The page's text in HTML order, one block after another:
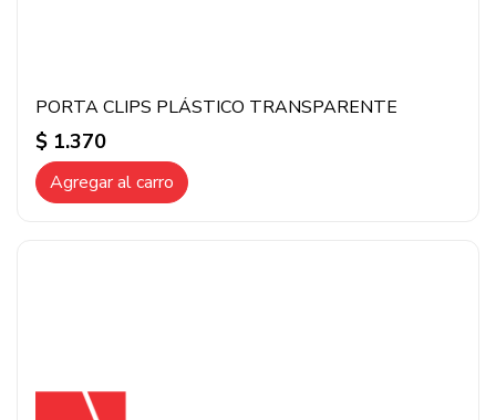
PORTA CLIPS PLÁSTICO TRANSPARENTE
$ 1.370
Agregar al carro